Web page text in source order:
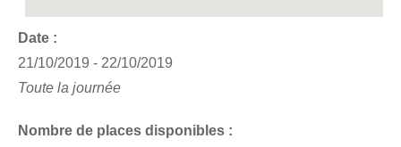
Date :
21/10/2019 - 22/10/2019
Toute la journée
Nombre de places disponibles :